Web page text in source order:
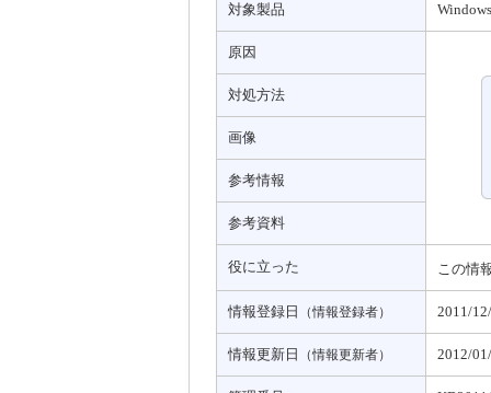
対象製品
原因
対処方法
画像
参考情報
参考資料
役に立った この
情報登録日 （情報登録者） 2011/
情報更新日 （情報更新者） 2012/